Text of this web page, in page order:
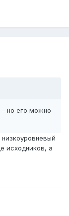
- но его можно
исходников, а